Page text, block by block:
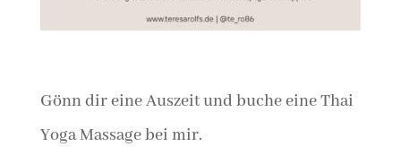
Gönn dir eine Auszeit und buche eine Thai
Yoga Massage bei mir.